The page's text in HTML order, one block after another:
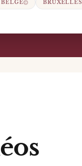
BRUXELLES